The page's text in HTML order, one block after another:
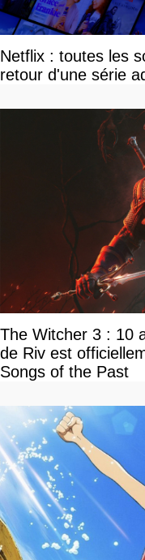
Netflix : toutes les
retour d'une série
The Witcher 3 : 10
de Riv est
Songs of the Past